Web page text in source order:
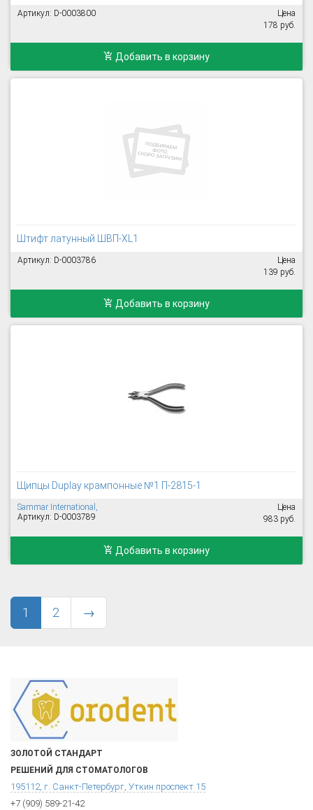
Артикул: D-0003800
Цена
178 руб.
Добавить в корзину
Штифт латунный ШВП-XL1
Артикул: D-0003786
Цена
139 руб.
Добавить в корзину
Щипцы Duplay крампонные №1 П-2815-1
Sammar International,
Артикул: D-0003789
Цена
983 руб.
Добавить в корзину
1 2 →
ЗОЛОТОЙ СТАНДАРТ
РЕШЕНИЙ ДЛЯ СТОМАТОЛОГОВ
195112, г. Санкт-Петербург, Уткин проспект 15
+7 (909) 589-21-42